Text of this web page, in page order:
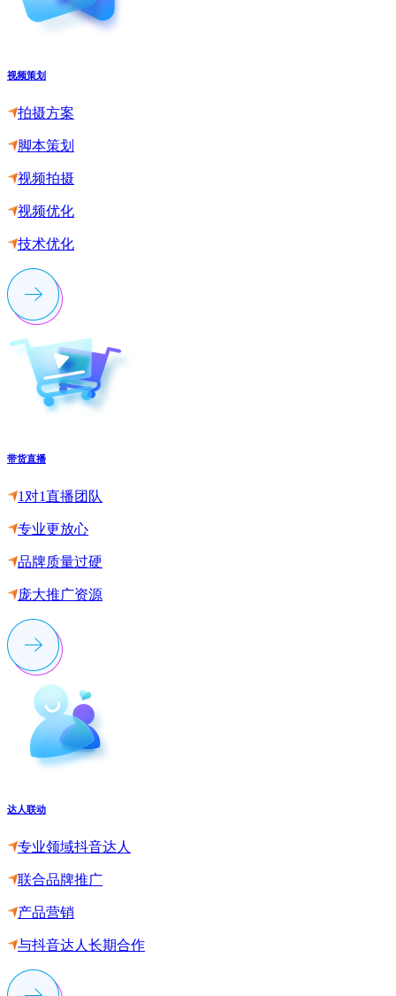
视频策划
拍摄方案
脚本策划
视频拍摄
视频优化
技术优化
带货直播
1对1直播团队
专业更放心
品牌质量过硬
庞大推广资源
达人联动
专业领域抖音达人
联合品牌推广
产品营销
与抖音达人长期合作